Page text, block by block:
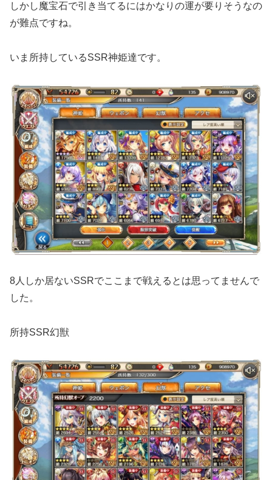
しかし魔宝石で引き当てるにはかなりの運が要りそうなの
が難点ですね。
いま所持しているSSR神姫達です。
8人しか居ないSSRでここまで戦えるとは思ってませんで
した。
所持SSR幻獣